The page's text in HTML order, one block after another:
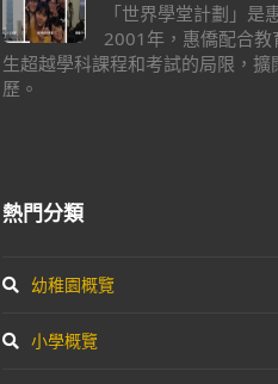
「世界學堂計劃」
2001年，惠僑配合
生超越學科課程和考試的局限，
歷。
熱門分類
幼稚園概覽
小學概覽